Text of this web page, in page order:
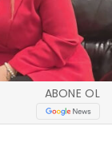
ABONE OL